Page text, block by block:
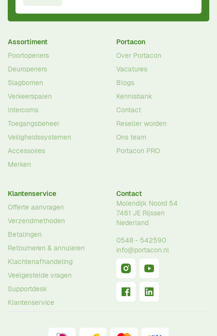
Assortiment
Poortopeners
Deuropeners
Slagbomen
Verkeerspalen
Intercoms
Toegangsbeheer
Veiligheidssystemen
Accessoires
Merken
Portacon
Over Portacon
Vacatures
Blogs
Kennisbank
Contact
Reseller worden
Ons team
Portacon PRO
Klantenservice
Offerte aanvragen
Verzendmethoden
Betalingen
Retourneren & annuleren
Klachtenafhandeling
Veelgestelde vragen
Supportdesk
Klantenservice
Contact
Molendijk Noord 54
7461 JE Rijssen
Nederland
0548 - 542590
info@portacon.nl